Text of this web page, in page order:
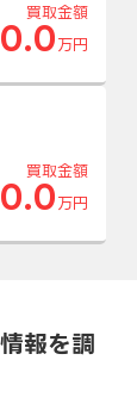
買取金額
万円
買取金額
万円
報を調